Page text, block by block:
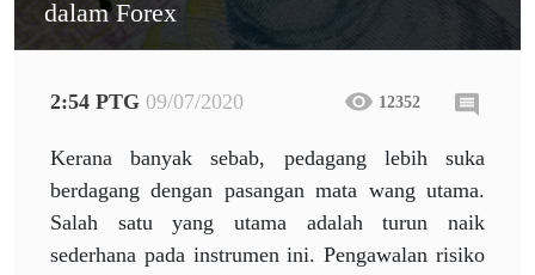
dalam Forex
2:54 PTG 09/07/2020 12352
Kerana banyak sebab, pedagang lebih suka
berdagang dengan pasangan mata wang utama.
Salah satu yang utama adalah turun naik
sederhana pada instrumen ini. Pengawalan risiko